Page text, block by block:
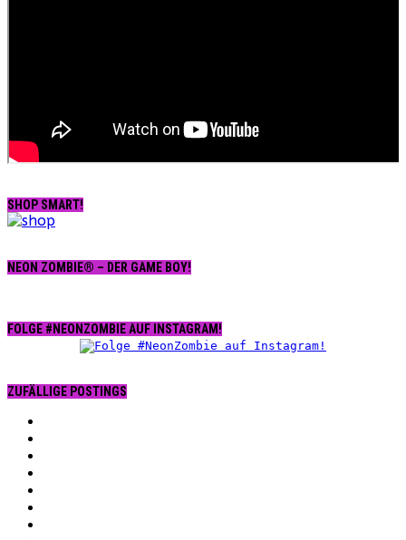
SHOP SMART!
NEON ZOMBIE® – DER GAME BOY!
FOLGE #NEONZOMBIE AUF INSTAGRAM!
ZUFÄLLIGE POSTINGS